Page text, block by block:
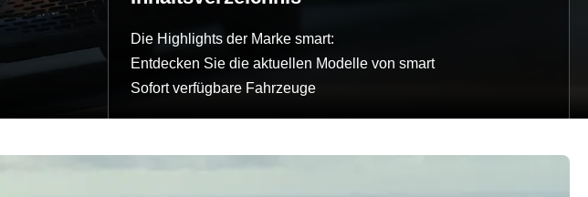
Die Highlights der Marke smart:
Entdecken Sie die aktuellen Modelle von smart
Sofort verfügbare Fahrzeuge